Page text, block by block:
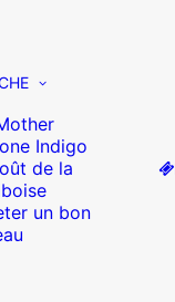
Indigo
de la
un bon